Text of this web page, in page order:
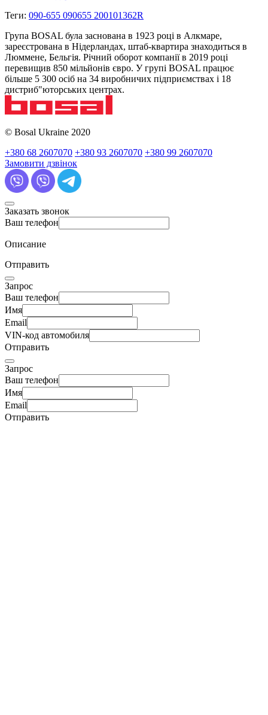
Теги: 090-655 090655 200101362R
Група BOSAL була заснована в 1923 році в Алкмаре,
зареєстрована в Нідерландах, штаб-квартира знаходиться в
Люммене, Бельгія. Річний оборот компанії в 2019 році
перевищив 850 мільйонів євро. У групі BOSAL працює
більше 5 300 осіб на 34 виробничих підприємствах і 18
дистриб"юторських центрах.
© Bosal Ukraine 2020
+380 68 2607070 +380 93 2607070 +380 99 2607070
Замовити дзвінок
Заказать звонок
Ваш телефон
Описание
Отправить
Запрос
Ваш телефон
Имя
Email
VIN-код автомобиля
Отправить
Запрос
Ваш телефон
Имя
Email
Отправить